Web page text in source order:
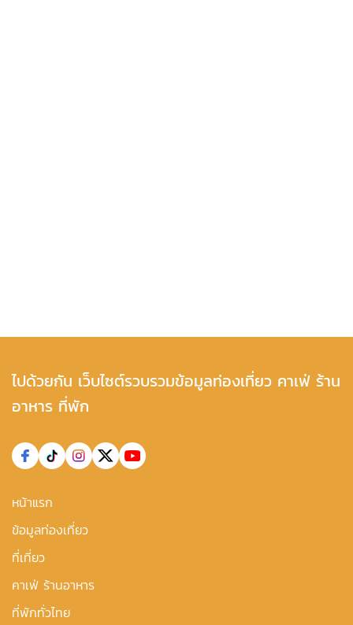
ไปด้วยกัน เว็บไซต์รวบรวมข้อมูลท่องเที่ยว คาเฟ่ ร้าน
อาหาร ที่พัก
หน้าแรก
ข้อมูลท่องเที่ยว
ที่เที่ยว
คาเฟ่ ร้านอาหาร
ที่พักทั่วไทย